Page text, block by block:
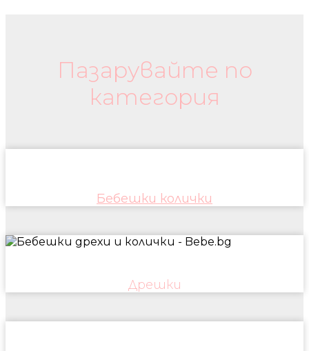
Пазарувайте по
категория
Бебешки колички
Дрешки